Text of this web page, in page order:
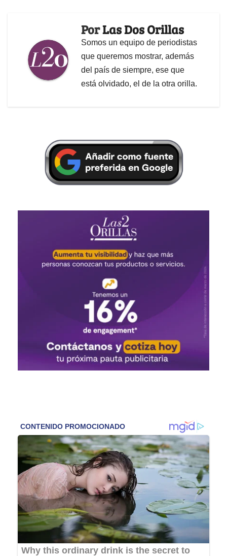
PorLas Dos Orillas
Somos un equipo de periodistas
que queremos mostrar, además
del país de siempre, ese que
está olvidado, el de la otra orilla.